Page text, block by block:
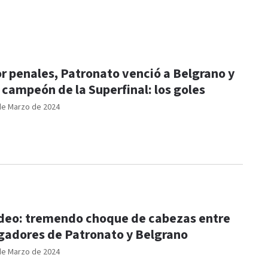
Marzo de 2024
penales, Patronato venció a Belgrano y
de la Superfinal: los goles
Marzo de 2024
tremendo choque de cabezas entre
de Patronato y Belgrano